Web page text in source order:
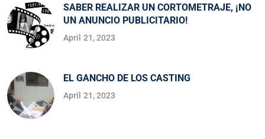
SABER REALIZAR UN CORTOMETRAJE, ¡NO
UN ANUNCIO PUBLICITARIO!
April 21, 2023
EL GANCHO DE LOS CASTING
April 21, 2023